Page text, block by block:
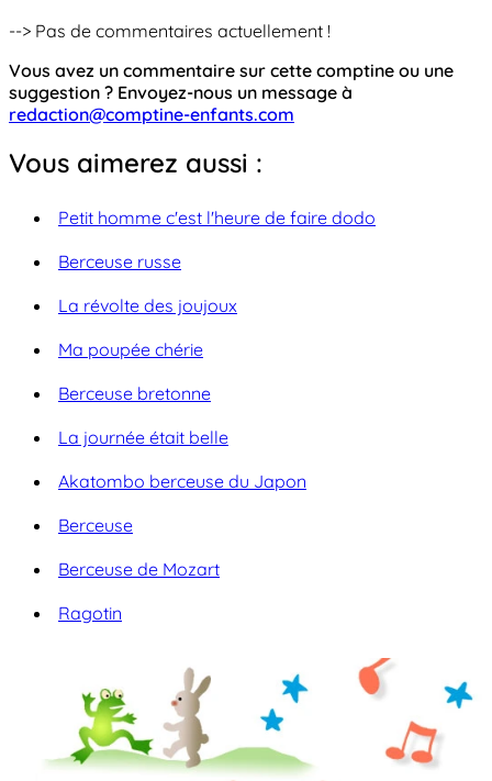
--> Pas de commentaires actuellement !
Vous avez un commentaire sur cette comptine ou une
suggestion ? Envoyez-nous un message à
redaction@comptine-enfants.com
Vous aimerez aussi :
Petit homme c'est l'heure de faire dodo
Berceuse russe
La révolte des joujoux
Ma poupée chérie
Berceuse bretonne
La journée était belle
Akatombo berceuse du Japon
Berceuse
Berceuse de Mozart
Ragotin